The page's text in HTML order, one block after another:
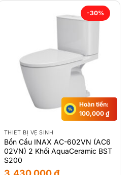
-30%
Hoàn tiền:
100,000₫
THIẾT BỊ VỆ SINH
Bồn Cầu INAX AC-602VN (AC6
02VN) 2 Khối AquaCeramic BST
S200